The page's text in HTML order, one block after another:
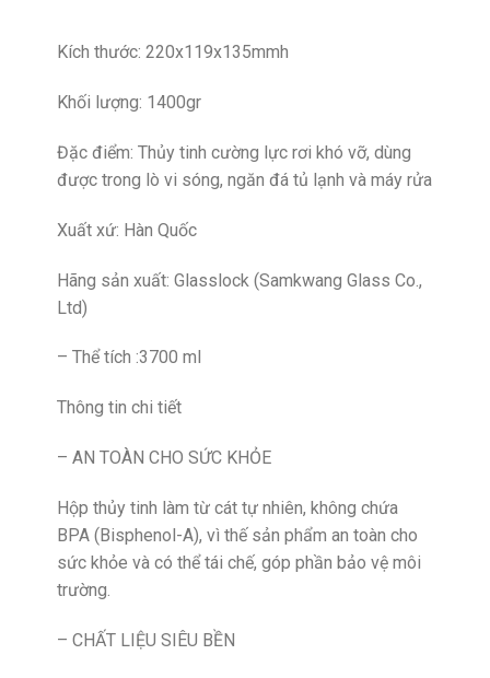
Kích thước: 220x119x135mmh
Khối lượng: 1400gr
Đặc điểm: Thủy tinh cường lực rơi khó vỡ, dùng
được trong lò vi sóng, ngăn đá tủ lạnh và máy rửa
Xuất xứ: Hàn Quốc
Hãng sản xuất: Glasslock (Samkwang Glass Co.,
Ltd)
– Thể tích :3700 ml
Thông tin chi tiết
– AN TOÀN CHO SỨC KHỎE
Hộp thủy tinh làm từ cát tự nhiên, không chứa
BPA (Bisphenol-A), vì thế sản phẩm an toàn cho
sức khỏe và có thể tái chế, góp phần bảo vệ môi
trường.
– CHẤT LIỆU SIÊU BỀN